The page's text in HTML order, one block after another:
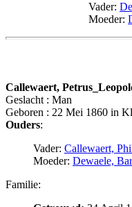
Vader:
Moeder:
Callewaert,
Geslacht : Man
Geboren : 22 Mei 1860 in
Ouders:
Vader: Callewaert,
Moeder: Dewaele,
Familie: